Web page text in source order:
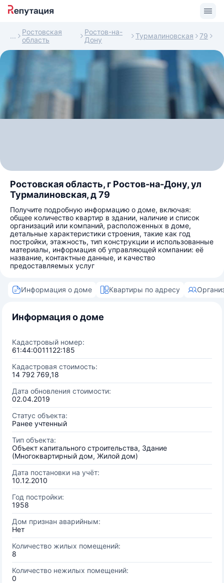
Ростовская
область
Ростов-на-
Дону
Турмалиновская 79
Ростовская область, г Ростов-на-Дону, ул
Турмалиновская, д 79
Получите подробную информацию о доме, включая:
общее количество квартир в здании, наличие и список
организаций или компаний, расположенных в доме,
детальные характеристики строения, такие как год
постройки, этажность, тип конструкции и использованные
материалы, информация об управляющей компании: её
название, контактные данные, и качество
предоставляемых услуг
Информация о доме Квартиры по адресу
Информация о доме
Кадастровый номер:
61:44:0011122:185
Кадастровая стоимость:
14 792 769,18
Дата обновления стоимости:
02.04.2019
Статус объекта:
Ранее учтенный
Тип объекта:
Объект капитального строительства, Здание
(Многоквартирный дом, Жилой дом)
Дата постановки на учёт:
10.12.2010
Год постройки:
1958
Дом признан аварийным:
Нет
Количество жилых помещений:
8
Количество нежилых помещений:
0